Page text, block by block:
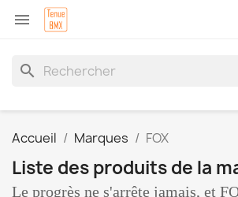

search
Accueil Marques FOX
Liste des produits de la
Le progrès ne s'arrête jamais, et